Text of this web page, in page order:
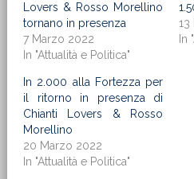
Lovers & Rosso Morellino
tornano in presenza
7 Marzo 2022
In "Attualità e Politica"
13
In
In 2.000 alla Fortezza per
il ritorno in presenza di
Chianti Lovers & Rosso
Morellino
20 Marzo 2022
In "Attualità e Politica"